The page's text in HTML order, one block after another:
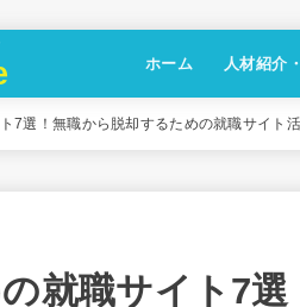
ホーム 人材紹介
7選！無職から脱却するための就職サイト
就職サイト7